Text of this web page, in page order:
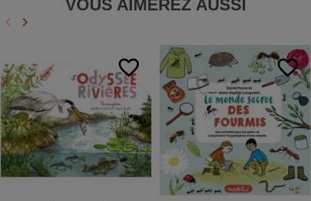
VOUS AIMEREZ AUSSI
Précédent
keyboard_arrow_left Suivant
keyboard_arrow_right
favorite_border favorite_border